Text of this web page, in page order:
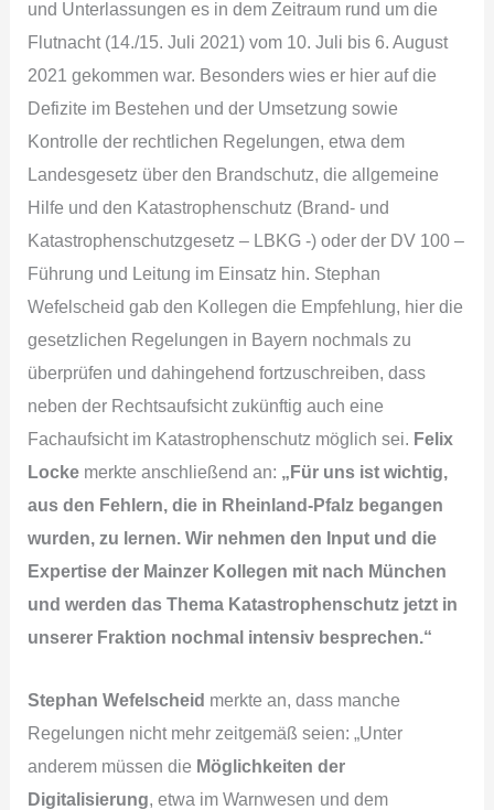
und Unterlassungen es in dem Zeitraum rund um die
Flutnacht (14./15. Juli 2021) vom 10. Juli bis 6. August
2021 gekommen war. Besonders wies er hier auf die
Defizite im Bestehen und der Umsetzung sowie
Kontrolle der rechtlichen Regelungen, etwa dem
Landesgesetz über den Brandschutz, die allgemeine
Hilfe und den Katastrophenschutz (Brand- und
Katastrophenschutzgesetz – LBKG -) oder der DV 100 –
Führung und Leitung im Einsatz hin. Stephan
Wefelscheid gab den Kollegen die Empfehlung, hier die
gesetzlichen Regelungen in Bayern nochmals zu
überprüfen und dahingehend fortzuschreiben, dass
neben der Rechtsaufsicht zukünftig auch eine
Fachaufsicht im Katastrophenschutz möglich sei. Felix
Locke merkte anschließend an: „Für uns ist wichtig,
aus den Fehlern, die in Rheinland-Pfalz begangen
wurden, zu lernen. Wir nehmen den Input und die
Expertise der Mainzer Kollegen mit nach München
und werden das Thema Katastrophenschutz jetzt in
unserer Fraktion nochmal intensiv besprechen.“
Stephan Wefelscheid merkte an, dass manche
Regelungen nicht mehr zeitgemäß seien: „Unter
anderem müssen die Möglichkeiten der
Digitalisierung , etwa im Warnwesen und dem